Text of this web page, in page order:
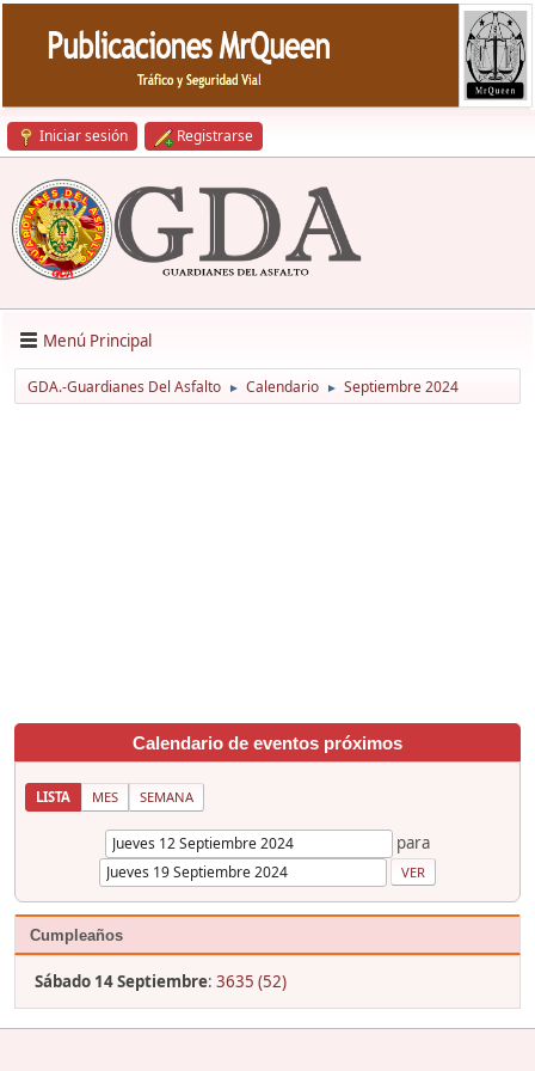
Iniciar sesión Registrarse
Menú Principal
GDA.-Guardianes Del Asfalto ► Calendario ► Septiembre 2024
Calendario de eventos próximos
LISTA MES SEMANA
para
Cumpleaños
Sábado 14 Septiembre: 3635 (52)